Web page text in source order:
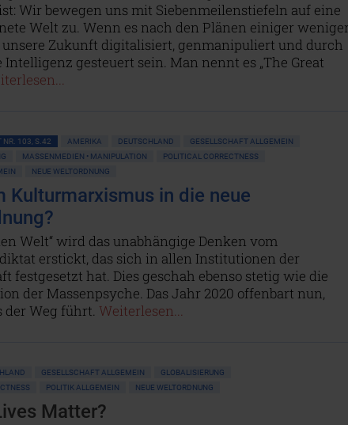
Wir bewegen uns mit Siebenmeilenstiefeln auf eine
Welt zu. Wenn es nach den Plänen einiger
Zukunft digitalisiert, genmanipuliert und durch
gesteuert sein. Man nennt es „The Great
NR. 103, S.42 AMERIKA DEUTSCHLAND
GESELLSCHAFT ALLGEMEIN
MASSENMEDIEN • MANIPULATION
POLITICAL CORRECTNESS
NEUE WELTORDNUNG
Kulturmarxismus in die neue
Welt“ wird das unabhängige Denken vom
erstickt, das sich in allen Institutionen der
festgesetzt hat. Dies geschah ebenso stetig wie die
der Massenpsyche. Das Jahr 2020 offenbart nun,
Weg führt. Weiterlesen...
GESELLSCHAFT ALLGEMEIN
GLOBALISIERUNG
POLITIK ALLGEMEIN NEUE WELTORDNUNG
Matter?